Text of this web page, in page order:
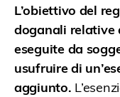
L’obiettivo del
doganali relative
eseguite da
usufruire di
aggiunto.